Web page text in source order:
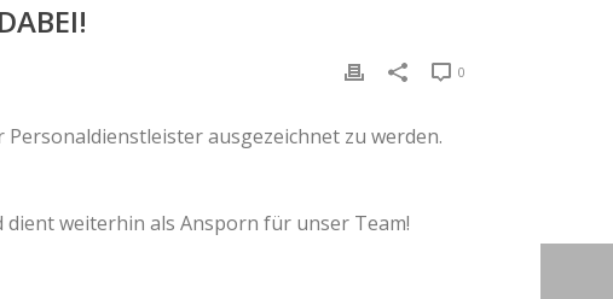
0
ausgezeichnet zu werden.
dient weiterhin als Ansporn für unser Team!